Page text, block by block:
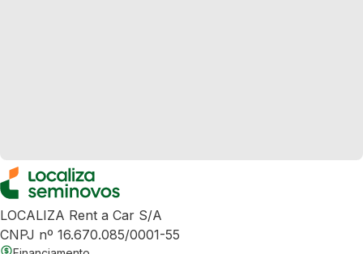
LOCALIZA Rent a Car S/A
CNPJ nº 16.670.085/0001-55